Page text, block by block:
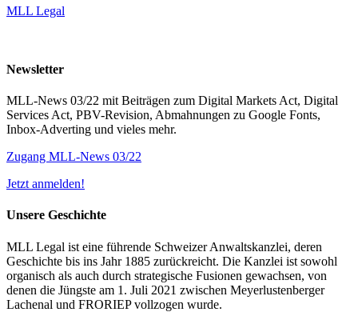
MLL Legal
Newsletter
MLL-News 03/22 mit Beiträgen zum Digital Markets Act, Digital
Services Act, PBV-Revision, Abmahnungen zu Google Fonts,
Inbox-Adverting und vieles mehr.
Zugang MLL-News 03/22
Jetzt anmelden!
Unsere Geschichte
MLL Legal ist eine führende Schweizer Anwaltskanzlei, deren
Geschichte bis ins Jahr 1885 zurückreicht. Die Kanzlei ist sowohl
organisch als auch durch strategische Fusionen gewachsen, von
denen die Jüngste am 1. Juli 2021 zwischen Meyerlustenberger
Lachenal und FRORIEP vollzogen wurde.